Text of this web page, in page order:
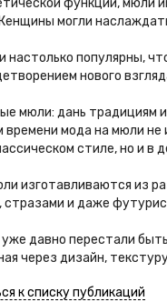
могли
настолько популярны,
нового
мюли: дань традициям
времени мода на мюли не
стиле, но и в
изготавливаются из
стразами и даже
давно перестали
через дизайн,
к списку публикаций